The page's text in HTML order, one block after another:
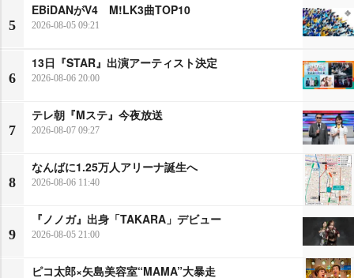
5
EBiDANがV4 M!LK3曲TOP10
2026-08-05 09:21
6
13日『STAR』出演アーティスト決定
2026-08-06 20:00
7
テレ朝『Mステ』今夜放送
2026-08-07 09:27
8
なんばに1.25万人アリーナ誕生へ
2026-08-06 11:40
9
『ノノガ』出身「TAKARA」デビュー
2026-08-05 21:00
ピコ太郎×矢島美容室“MAMA”大暴走